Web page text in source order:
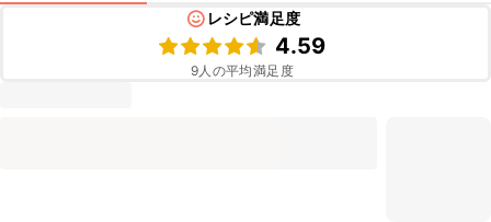
レシピ満足度
4.59
9人の平均満足度